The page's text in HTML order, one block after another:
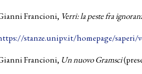
Francioni, Verri: la peste fra
stanze.unipv.it/homepage/saperi/
Francioni, Un nuovo Gramsci